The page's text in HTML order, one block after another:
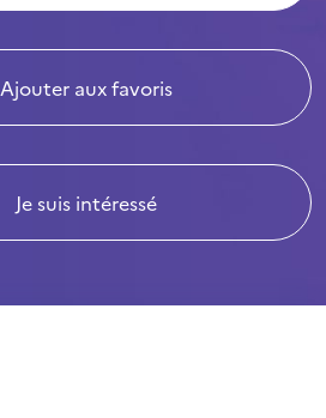
Ajouter aux favoris
Je suis intéressé